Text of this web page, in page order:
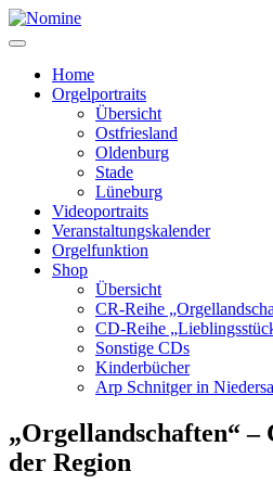
Zum
Inhalt
Home
Orgelportraits
Übersicht
Ostfriesland
Oldenburg
Stade
Lüneburg
Videoportraits
Veranstaltungskalender
Orgelfunktion
Shop
Übersicht
CR-Reihe
CD-Reihe
Sonstige CDs
Kinderbücher
Arp Schnitger in
„Orgellandschaften“ –
der Region